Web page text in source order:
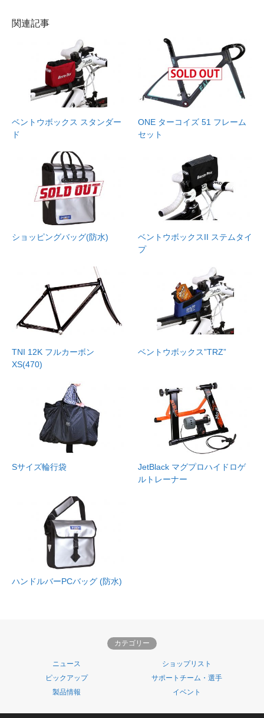
関連記事
ベントウボックス スタンダー
ド
ONE ターコイズ 51 フレーム
セット
ショッピングバッグ(防水)
ベントウボックスII ステムタイ
プ
TNI 12K フルカーボン
XS(470)
ベントウボックス”TRZ”
Sサイズ輪行袋
JetBlack マグプロハイドロゲ
ルトレーナー
ハンドルバーPCバッグ (防水)
カテゴリー
ニュース
ショップリスト
ピックアップ
サポートチーム・選手
製品情報
イベント